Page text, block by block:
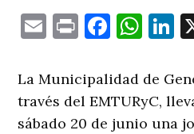
EmailPrint
La Municipalidad de
través del EMTURyC,
sábado 20 de junio una